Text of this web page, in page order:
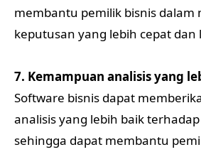
membantu pemilik bisnis dalam
keputusan yang lebih cepat dan
7. Kemampuan analisis yang
Software bisnis dapat
analisis yang lebih baik
sehingga dapat membantu